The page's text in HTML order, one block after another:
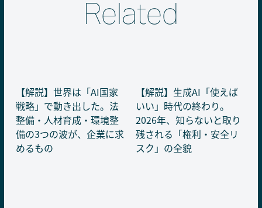
Related
【解説】世界は「AI国家
戦略」で動き出した。法
整備・人材育成・環境整
備の3つの波が、企業に求
めるもの
【解説】生成AI「使えば
いい」時代の終わり。
2026年、知らないと取り
残される「権利・安全リ
スク」の全貌